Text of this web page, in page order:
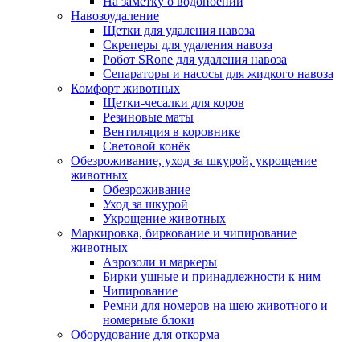
Навозоудаление
Щетки для удаления навоза
Скреперы для удаления навоза
Робот SRone для удаления навоза
Сепараторы и насосы для жидкого навоза
Комфорт животных
Щетки-чесалки для коров
Резиновые маты
Вентиляция в коровнике
Световой конёк
Обезроживание, уход за шкурой, укрощение
животных
Обезроживание
Уход за шкурой
Укрощение животных
Маркировка, биркование и чипирование
животных
Аэрозоли и маркеры
Бирки ушные и принадлежности к ним
Чипирование
Ремни для номеров на шею животного и
номерные блоки
Оборудование для откорма